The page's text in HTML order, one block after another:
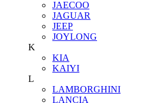
JAECOO
JAGUAR
JEEP
JOYLONG
K
KIA
KAIYI
L
LAMBORGHINI
LANCIA